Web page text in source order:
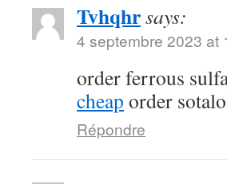
Tvhqhrsays:
4 septembre 2023 at
order ferrous
cheap order
Répondre